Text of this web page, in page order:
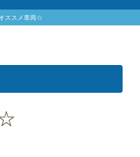
ススメ車両☆